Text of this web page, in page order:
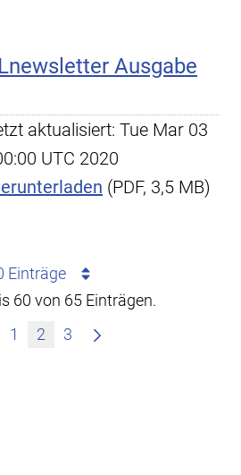
Ausgabe
aktualisiert: Tue Mar 03
UTC 2020
(PDF, 3,5 MB)
Einträge
60 von 65 Einträgen.
1
2 3